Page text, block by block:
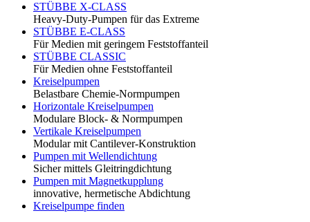
STÜBBE X-CLASS
Heavy-Duty-Pumpen für das Extreme
STÜBBE E-CLASS
Für Medien mit geringem Feststoffanteil
STÜBBE CLASSIC
Für Medien ohne Feststoffanteil
Kreiselpumpen
Belastbare Chemie-Normpumpen
Horizontale Kreiselpumpen
Modulare Block- & Normpumpen
Vertikale Kreiselpumpen
Modular mit Cantilever-Konstruktion
Pumpen mit Wellendichtung
Sicher mittels Gleitringdichtung
Pumpen mit Magnetkupplung
innovative, hermetische Abdichtung
Kreiselpumpe finden